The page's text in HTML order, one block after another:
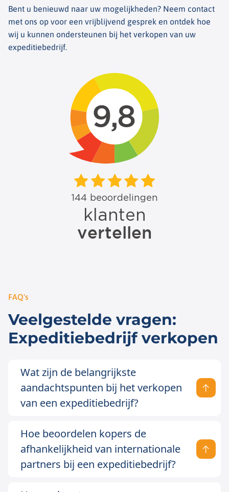
Bent u benieuwd naar uw mogelijkheden? Neem contact
met ons op voor een vrijblijvend gesprek en ontdek hoe
wij u kunnen ondersteunen bij het verkopen van uw
expeditiebedrijf.
FAQ's
Veelgestelde vragen:
Expeditiebedrijf verkopen
Wat zijn de belangrijkste
aandachtspunten bij het verkopen
van een expeditiebedrijf?
Hoe beoordelen kopers de
afhankelijkheid van internationale
partners bij een expeditiebedrijf?